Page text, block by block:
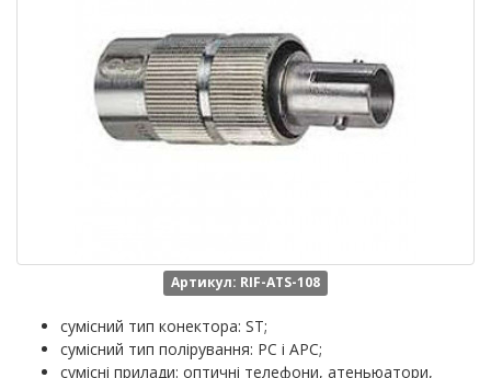
Артикул: RIF-ATS-108
сумісний тип конектора: ST;
сумісний тип полірування: PC і APC;
сумісні прилади: оптичні телефони, атеньюатори,